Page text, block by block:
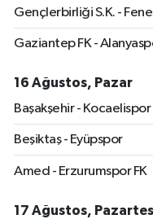
Gençlerbirliği S.K. -
Gaziantep FK -
16 Ağustos, Pazar
Başakşehir - Kocaelispor
Beşiktaş - Eyüpspor
Amed - Erzurumspor FK
17 Ağustos,